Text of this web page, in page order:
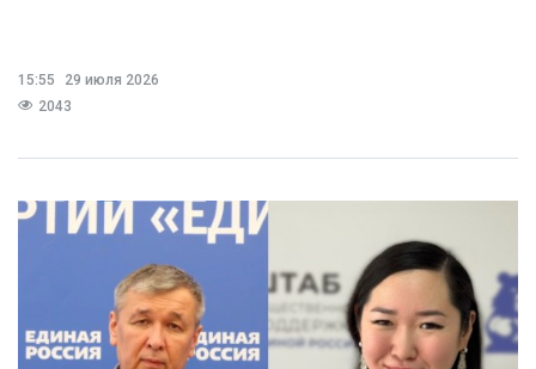
15:55
29 июля 2026
2043